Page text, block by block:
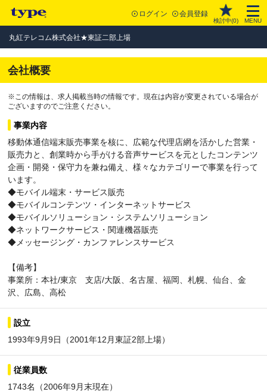
ログイン 会員登録
検討中(0) MENU
丸紅テレコム株式会社★東証二部上場
会社概要
※この情報は、求人掲載当時の情報です。現在は内容が変更されている場合が
ございますのでご注意ください。
事業内容
移動体通信端末販売事業を核に、広範な代理店網を活かした営業・
販売力と、創業時から手がける音声サービスを元としたコンテンツ
企画・開発・保守力を兼ね備え、様々なカテゴリーで事業を行って
います。
◆モバイル端末・サービス販売
◆モバイルコンテンツ・インターネットサービス
◆モバイルソリューション・システムソリューション
◆ネットワークサービス・関連機器販売
◆メッセージング・カンファレンスサービス
【備考】
事業所：本社/東京 支店/大阪、名古屋、福岡、札幌、仙台、金
沢、広島、高松
設立
1993年9月9日（2001年12月東証2部上場）
従業員数
1743名（2006年9月末現在）